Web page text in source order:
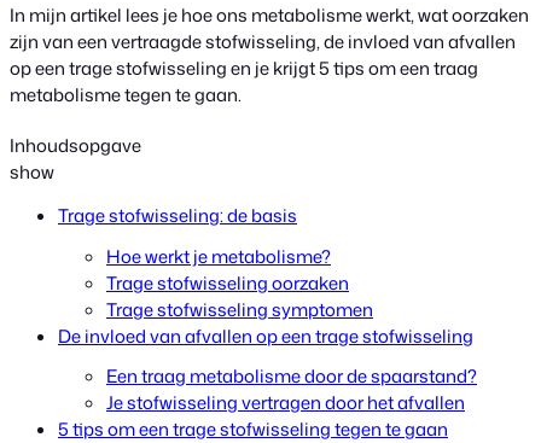
In mijn artikel lees je hoe ons metabolisme werkt, wat oorzaken
zijn van een vertraagde stofwisseling, de invloed van afvallen
op een trage stofwisseling en je krijgt 5 tips om een traag
metabolisme tegen te gaan.
Inhoudsopgave
show
Trage stofwisseling: de basis
Hoe werkt je metabolisme?
Trage stofwisseling oorzaken
Trage stofwisseling symptomen
De invloed van afvallen op een trage stofwisseling
Een traag metabolisme door de spaarstand?
Je stofwisseling vertragen door het afvallen
5 tips om een trage stofwisseling tegen te gaan